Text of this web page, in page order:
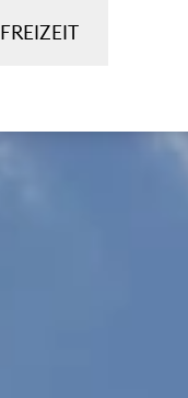
FREIZEIT